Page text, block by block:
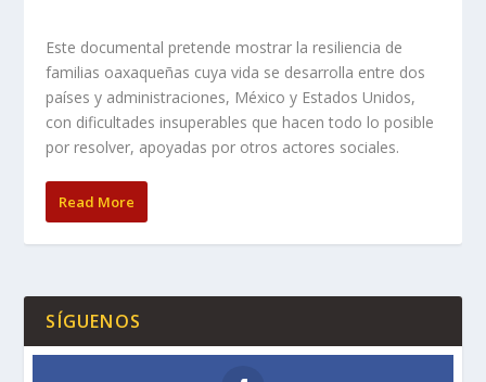
Este documental pretende mostrar la resiliencia de
familias oaxaqueñas cuya vida se desarrolla entre dos
países y administraciones, México y Estados Unidos,
con dificultades insuperables que hacen todo lo posible
por resolver, apoyadas por otros actores sociales.
Read More
SÍGUENOS